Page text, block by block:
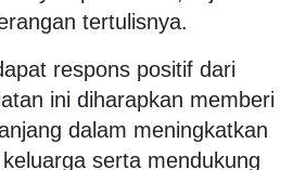
tertulisnya.
respons positif dari
ini diharapkan memberi
dalam meningkatkan
serta mendukung